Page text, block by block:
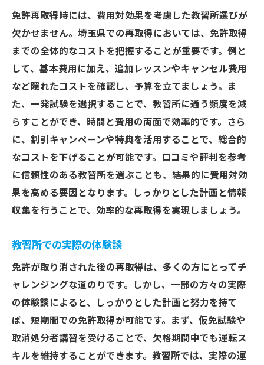
免許再取得時には、費用対効果を考慮した教習所選びが
欠かせません。埼玉県での再取得においては、免許取得
までの全体的なコストを把握することが重要です。例と
して、基本費用に加え、追加レッスンやキャンセル費用
など隠れたコストを確認し、予算を立てましょう。ま
た、一発試験を選択することで、教習所に通う頻度を減
らすことができ、時間と費用の両面で効率的です。さら
に、割引キャンペーンや特典を活用することで、総合的
なコストを下げることが可能です。口コミや評判を参考
に信頼性のある教習所を選ぶことも、結果的に費用対効
果を高める要因となります。しっかりとした計画と情報
収集を行うことで、効率的な再取得を実現しましょう。
教習所での実際の体験談
免許が取り消された後の再取得は、多くの方にとってチ
ャレンジングな道のりです。しかし、一部の方々の実際
の体験談によると、しっかりとした計画と努力を持て
ば、短期間での免許取得が可能です。まず、仮免試験や
取消処分者講習を受けることで、欠格期間中でも運転ス
キルを維持することができます。教習所では、実際の運